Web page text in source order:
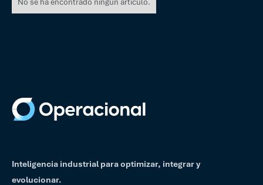
Inteligencia industrial para optimizar, integrar y
evolucionar.